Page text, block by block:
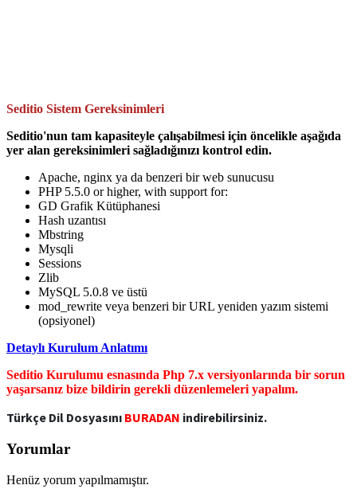
Seditio Sistem Gereksinimleri
Seditio'nun tam kapasiteyle çalışabilmesi için öncelikle aşağıda
yer alan gereksinimleri sağladığınızı kontrol edin.
Apache, nginx ya da benzeri bir web sunucusu
PHP 5.5.0 or higher, with support for:
GD Grafik Kütüphanesi
Hash uzantısı
Mbstring
Mysqli
Sessions
Zlib
MySQL 5.0.8 ve üstü
mod_rewrite veya benzeri bir URL yeniden yazım sistemi
(opsiyonel)
Detaylı Kurulum Anlatımı
Seditio Kurulumu esnasında Php 7.x versiyonlarında bir sorun
yaşarsanız bize bildirin gerekli düzenlemeleri yapalım.
Türkçe Dil Dosyasını BURADAN indirebilirsiniz.
Yorumlar
Henüz yorum yapılmamıştır.